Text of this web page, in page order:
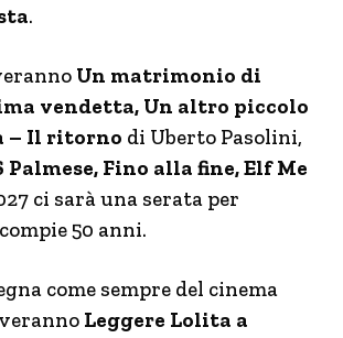
.
Un matrimonio di
vendetta, Un altro piccolo
– Il ritorno di Uberto Pasolini,
Palmese, Fino alla fine, Elf Me
ci sarà una serata per
50 anni.
come sempre del cinema
Leggere Lolita a